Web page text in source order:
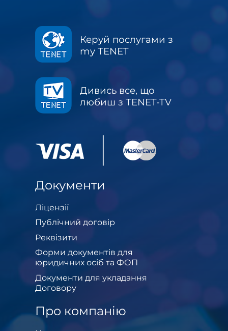
Керуй послугами з
my TENET
Дивись все, що
любиш з TENET-TV
Документи
Ліцензії
Публічний договір
Реквізити
Форми документів для
юридичних осіб та ФОП
Документи для укладання
Договору
Про компанію